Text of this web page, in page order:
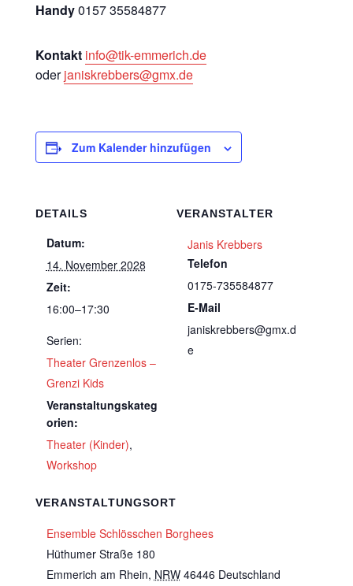
Handy0157 35584877
Kontakt info@tik-emmerich.de
oderjaniskrebbers@gmx.de
Zum Kalender hinzufügen
DETAILS
Datum:
14. November 2028
Zeit:
16:00–17:30
Serien:
Theater Grenzenlos –
Grenzi Kids
Veranstaltungskateg
orien:
Theater (Kinder),
Workshop
VERANSTALTUNGSORT
Ensemble Schlösschen Borghees
Hüthumer Straße 180
Emmerich am Rhein, NRW 46446 Deutschland
VERANSTALTER
Janis Krebbers
Telefon
0175-735584877
E-Mail
janiskrebbers@gmx.d
e